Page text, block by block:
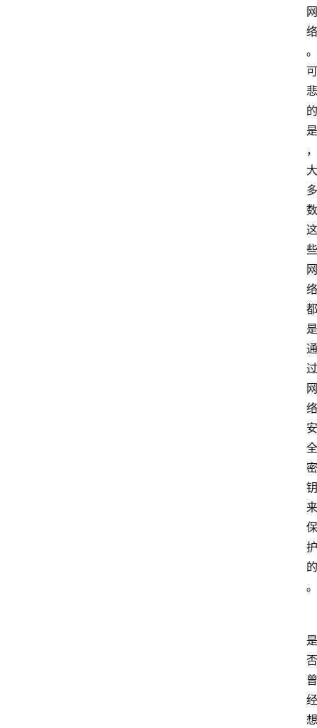
网
络
。
可
悲
的
是
，
大
多
数
这
些
网
络
都
是
通
过
网
络
安
全
密
钥
来
保
护
的
。
是
否
曾
经
想